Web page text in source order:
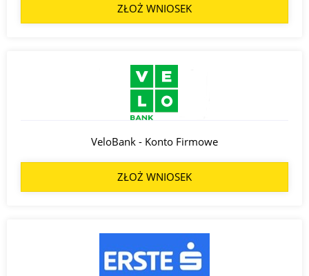
ZŁOŻ WNIOSEK
VeloBank - Konto Firmowe
ZŁOŻ WNIOSEK